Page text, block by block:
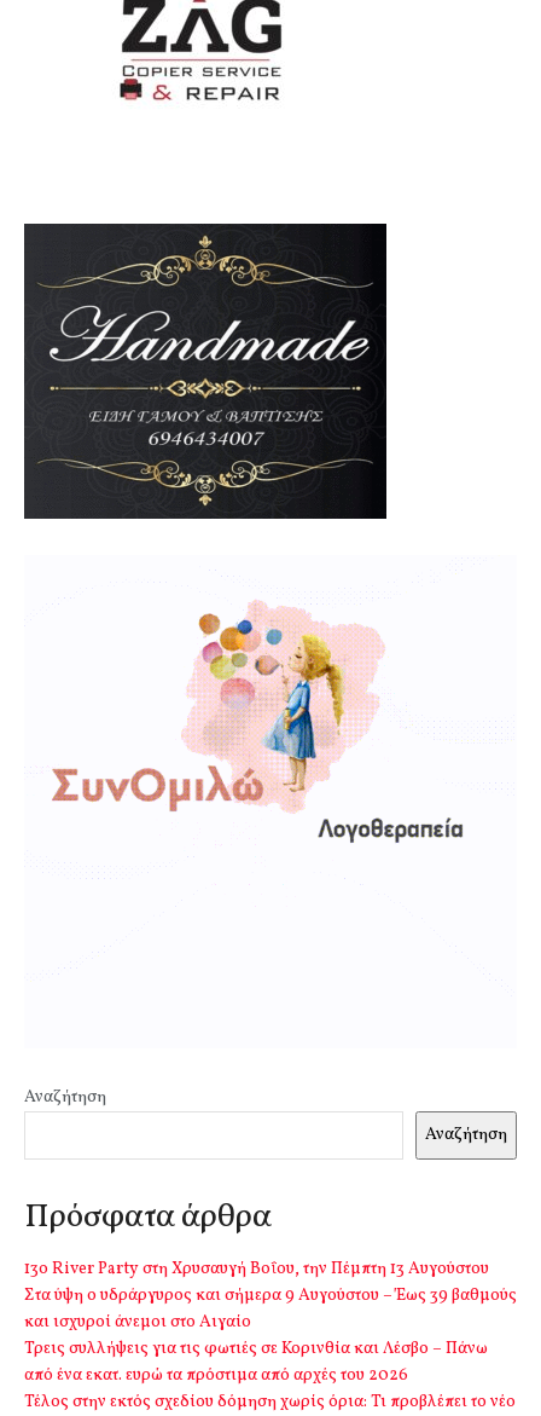
Αναζήτηση
Αναζήτηση
Πρόσφατα άρθρα
13o River Party στη Χρυσαυγή Βοΐου, την Πέμπτη 13 Αυγούστου
Στα ύψη ο υδράργυρος και σήμερα 9 Αυγούστου – Έως 39 βαθμούς
και ισχυροί άνεμοι στο Αιγαίο
Τρεις συλλήψεις για τις φωτιές σε Κορινθία και Λέσβο – Πάνω
από ένα εκατ. ευρώ τα πρόστιμα από αρχές του 2026
Τέλος στην εκτός σχεδίου δόμηση χωρίς όρια: Τι προβλέπει το νέο